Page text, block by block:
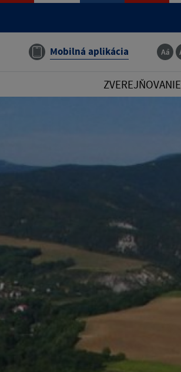
Mobilná aplikácia
ZVEREJŇOVANIE